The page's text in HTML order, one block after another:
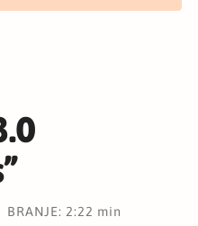
UX
Spletna dostopnost
PODCAST
BRANJE: 2:22 min